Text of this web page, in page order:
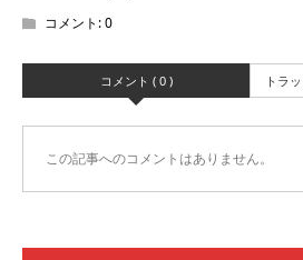
コメント:0
コメント ( 0 ) トラ
この記事へのコメントはありません。